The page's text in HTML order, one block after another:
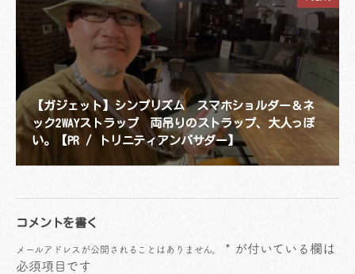
【ガジェット】シンプリズム スマホショルダー＆ネ
ック2WAYストラップ 両吊りのストラップ、大人っぽ
い。【PR / トリニティアンバサダー】
コメントを書く
メールアドレスが公開されることはありません。 * が付いている欄は
必須項目です